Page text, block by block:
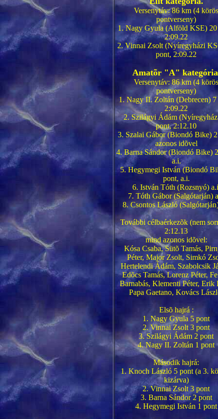
Versenytáv: 86 km (4 körös
pontverseny)
1. Nagy Gyula (Alföld KSE) 20
2:09.22
2. Vinnai Zsolt (Nyíregyházi
pont, 2:09.22
Amatõr "A"
Versenytáv: 86 km (4 körös
pontverseny)
1. Nagy II. Zoltán (Debrecen) 7
2:09.22
2. Szilágyi Ádám
pont, 2:12.10
3. Szalai Gábor (Biondó Bike)
azonos idõvel
4. Barna Sándor (Biondó Bike)
a.i.
5. Hegymegi István (Biondó
pont, a.i.
6. István Tóth (Rozsnyó)
7. Tóth Gábor (Salgótarján)
8. Csontos László
További célbaérkezõk (nem
2:12.13
mind azonos idõvel:
Kósa Csaba, Sütõ Tamás,
Péter, Major Zsolt, Simkó
Hertelendi Ádám, Szabolcsik
Edõcs Tamás, Lorenz Péter,
Barnabás, Klementi Péter, Erik
Papa Gaetano, Kovács
Elsõ hajrá :
1. Nagy Gyula 5 pont
2. Vinnai Zsolt 3 pont
3. Szilágyi Ádám 2 pont
4. Nagy II. Zoltán 1 pont
Második hajrá:
1. Knoch László 5 pont (a 3.
kizárva)
2. Vinnai Zsolt 3 pont
3. Barna Sándor 2 pont
4. Hegymegi István 1 pont